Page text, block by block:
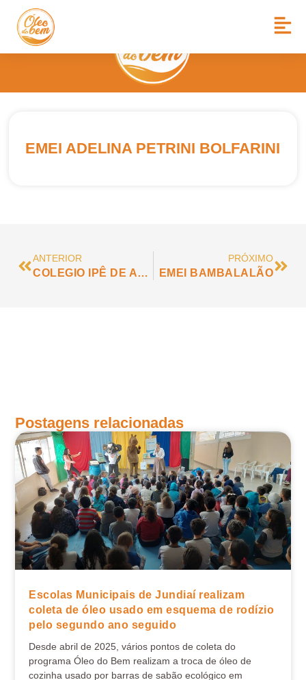
EMEI ADELINA PETRINI BOLFARINI
ANTERIOR
COLEGIO IPÊ DE ASSIS
PRÓXIMO
EMEI BAMBALALÃO
Postagens relacionadas
Escolas Municipais de Jundiaí realizam
coleta de óleo usado em esquema de rodízio
pelo segundo ano seguido
Desde abril de 2025, vários pontos de coleta do
programa Óleo do Bem realizam a troca de óleo de
cozinha usado por barras de sabão ecológico em